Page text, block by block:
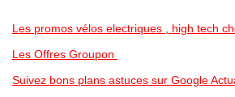
Les promos vélos electriques , high tech
Les Offres Groupon
Suivez bons plans astuces sur Google